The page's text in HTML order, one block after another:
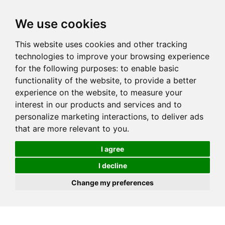
We use cookies
This website uses cookies and other tracking
technologies to improve your browsing experience
for the following purposes: to enable basic
functionality of the website, to provide a better
experience on the website, to measure your
interest in our products and services and to
personalize marketing interactions, to deliver ads
that are more relevant to you.
I agree
I decline
Change my preferences